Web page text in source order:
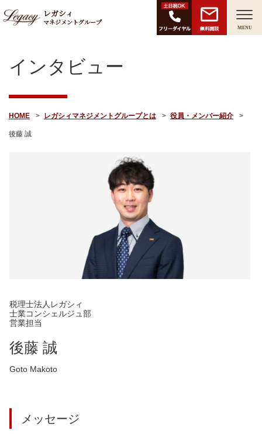
レガシィ
マネジメントグループ
無料面談 MENU
インタビュー
HOME レガシィマネジメントグループとは 役員・メンバー紹介
後藤 誠
税理士法人レガシィ
士業コンシェルジュ部
営業担当
後藤 誠
Goto Makoto
メッセージ